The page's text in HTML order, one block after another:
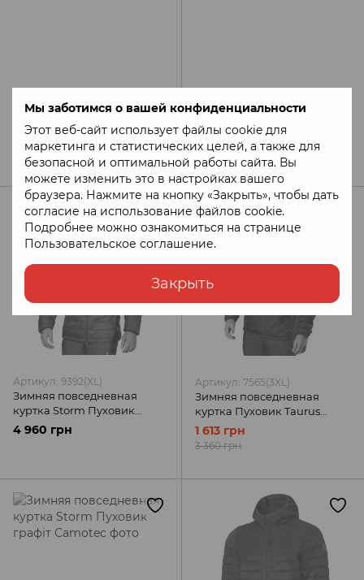
Мы заботимся о вашей конфиденциальности
Этот веб-сайт использует файлы cookie для
маркетинга и статистических целей, а также для
безопасной и оптимальной работы сайта. Вы
можете изменить это в настройках вашего
браузера. Нажмите на кнопку «Закрыть», чтобы дать
согласие на использование файлов cookie.
Подробнее можно ознакомиться на странице
Пользовательское соглашение.
Закрыть
Артикул: IBS-19220138
Зимняя повседневная
куртка Borealis Пух синяя
Frontier
7 830 грн
Артикул: 8255(M)
Зимняя повседневная
куртка Storm Пуховик
черная Camotec
4 520 грн
Артикул: 9392(XL)
Зимняя повседневная
куртка Storm Пуховик
олива Camotec
4 960 грн
Артикул: 7565(3XL)
Зимняя повседневная
куртка Пуховик Taurus
черная Camotec
1 613 грн
3 360 грн